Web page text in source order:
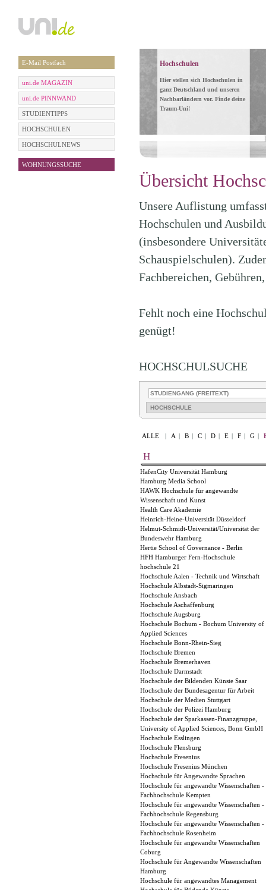
E-Mail Postfach
uni.de MAGAZIN
uni.de PINNWAND
STUDIENTIPPS
HOCHSCHULEN
HOCHSCHULNEWS
WOHNUNGSSUCHE
Hochschulen
Hier stellen sich Hochschulen in
ganz Deutschland und unseren
Nachbarländern vor. Finde deine
Traum-Uni!
Übersicht
Unsere Auflistung
Hochschulen und
(insbesondere
Schauspielschulen).
Fachbereichen,
Fehlt noch eine
genügt!
HOCHSCHULSUCHE
ALLE | A | B | C | D | E | F | G |
H
HafenCity Universität Hamburg
Hamburg Media School
HAWK Hochschule für angewandte
Wissenschaft und Kunst
Health Care Akademie
Heinrich-Heine-Universität Düsseldorf
Helmut-Schmidt-Universität/Universität der
Bundeswehr Hamburg
Hertie School of Governance - Berlin
HFH Hamburger Fern-Hochschule
hochschule 21
Hochschule Aalen - Technik und Wirtschaft
Hochschule Albstadt-Sigmaringen
Hochschule Ansbach
Hochschule Aschaffenburg
Hochschule Augsburg
Hochschule Bochum - Bochum University of
Applied Sciences
Hochschule Bonn-Rhein-Sieg
Hochschule Bremen
Hochschule Bremerhaven
Hochschule Darmstadt
Hochschule der Bildenden Künste Saar
Hochschule der Bundesagentur für Arbeit
Hochschule der Medien Stuttgart
Hochschule der Polizei Hamburg
Hochschule der Sparkassen-Finanzgruppe,
University of Applied Sciences, Bonn GmbH
Hochschule Esslingen
Hochschule Flensburg
Hochschule Fresenius
Hochschule Fresenius München
Hochschule für Angewandte Sprachen
Hochschule für angewandte Wissenschaften -
Fachhochschule Kempten
Hochschule für angewandte Wissenschaften -
Fachhochschule Regensburg
Hochschule für angewandte Wissenschaften -
Fachhochschule Rosenheim
Hochschule für angewandte Wissenschaften
Coburg
Hochschule für Angewandte Wissenschaften
Hamburg
Hochschule für angewandtes Management